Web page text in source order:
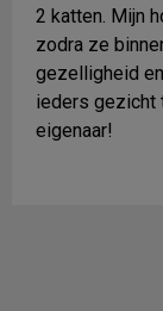
2 katten. Mijn
zodra ze
gezelligheid
ieders gezicht
eigenaar!